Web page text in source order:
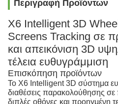
Περιγραφή Προϊόντων
X6 Intelligent 3D
Screens Tracking σε
και απεικόνιση 3D
τέλεια ευθυγράμμιση
Επισκόπηση προϊόντων
Το X6 Intelligent 3D σύστημα
διαθέσεις παρακολούθησης σε
διπλές οθόνες και προηγμένη